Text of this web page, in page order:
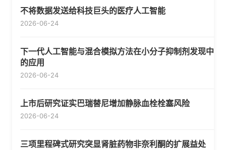
不将数据发送给科技巨头的医疗人工智能
2026-06-24
下一代人工智能与混合模拟方法在小分子抑制剂发现中
的应用
2026-06-24
上市后研究证实巴瑞替尼增加静脉血栓栓塞风险
2026-06-24
三项里程碑式研究突显肾脏药物非奈利酮的扩展益处